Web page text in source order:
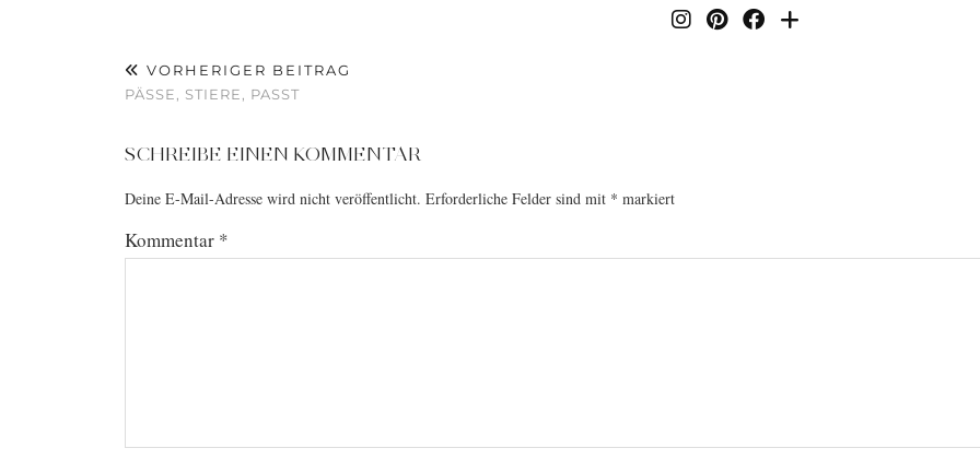
VORHERIGER BEITRAG
PÄSSE, STIERE, PASST
SCHREIBE EINEN KOMMENTAR
Deine E-Mail-Adresse wird nicht veröffentlicht. Erforderliche Felder sind mit * markiert
Kommentar *